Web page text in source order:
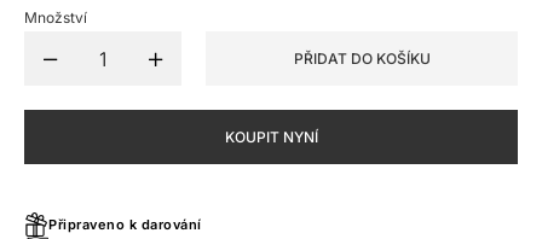
Množství
PŘIDAT DO KOŠÍKU
KOUPIT NYNÍ
Připraveno k darování